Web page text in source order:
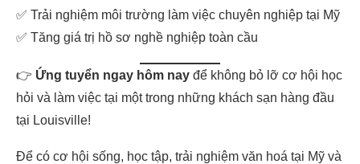
✅ Trải nghiệm môi trường làm việc chuyên nghiệp tại Mỹ
✅ Tăng giá trị hồ sơ nghề nghiệp toàn cầu
👉 Ứng tuyển ngay hôm nay để không bỏ lỡ cơ hội học
hỏi và làm việc tại một trong những khách sạn hàng đầu
tại Louisville!
Để có cơ hội sống, học tập, trải nghiệm văn hoá tại Mỹ và